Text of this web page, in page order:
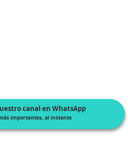
canal en WhatsApp
importantes, al instante